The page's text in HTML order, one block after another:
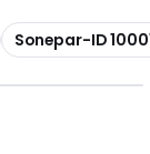
Kopioi
Sonepar-ID